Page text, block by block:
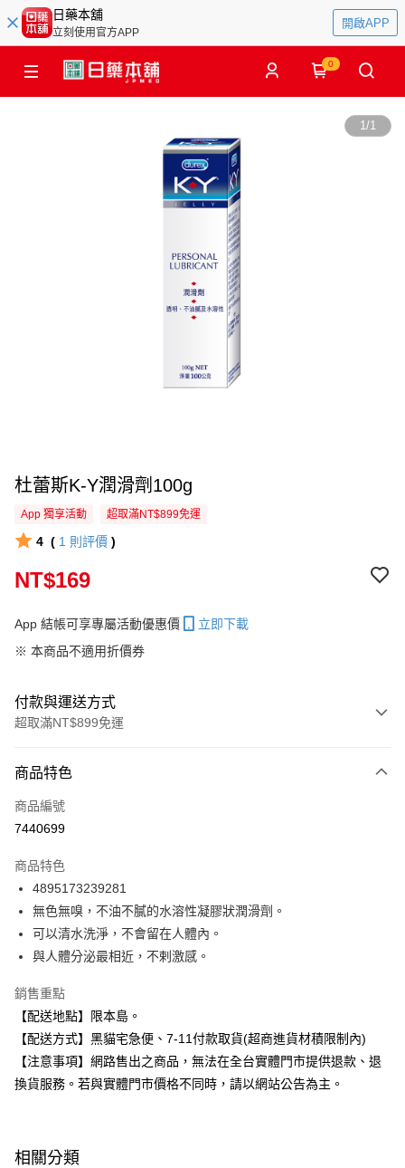
日藥本舖
立刻使用官方APP
開啟APP
0
1/1
杜蕾斯K-Y潤滑劑100g
App 獨享活動 超取滿NT$899免運
4 ( 1 則評價 )
NT$169
App 結帳可享專屬活動優惠價
立即下載
※ 本商品不適用折價券
付款與運送方式
超取滿NT$899免運
信用卡一次付款
超商取貨付款
Apple Pay
街口支付
悠遊付
Google Pay
全盈+PAY
【大哥付你分期使用說明】
成交易。
運送方式
商品特色
商品編號
7440699
商品特色
4895173239281
無色無嗅，不油不膩的水溶性凝膠狀潤滑劑。
可以清水洗淨，不會留在人體內。
與人體分泌最相近，不剌激感。
銷售重點
【配送地點】限本島。
【配送方式】黑貓宅急便、7-11付款取貨(超商進貨材積限制內)
【注意事項】網路售出之商品，無法在全台實體門市提供退款、退
換貨服務。若與實體門市價格不同時，請以網站公告為主。
相關分類